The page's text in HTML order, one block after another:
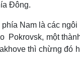
Sân khấu -
Văn học
Âm nhạc
Di sản
Đông.
Nam là các
Pokrovsk, một
thì chừng đó